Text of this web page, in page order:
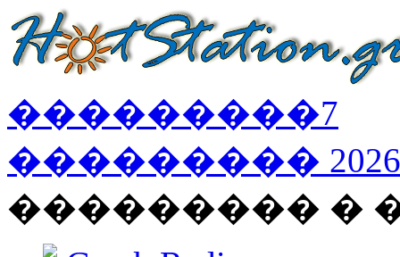
���������7
��������� 2026
��������� �